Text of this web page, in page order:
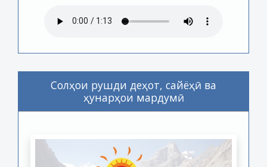
Солҳои рушди деҳот, сайёҳӣ ва
ҳунарҳои мардумӣ